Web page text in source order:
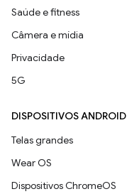
Saúde e fitness
Câmera e mídia
Privacidade
5G
DISPOSITIVOS ANDROID
Telas grandes
Wear OS
Dispositivos ChromeOS